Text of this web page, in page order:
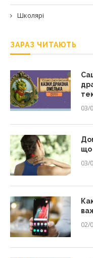
Школярі
ЗАРАЗ ЧИТАЮТЬ
03/
що
03/
02/